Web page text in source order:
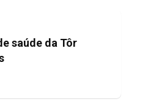
saúde da Tôr